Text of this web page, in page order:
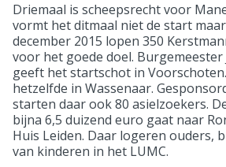
Driemaal is scheepsrecht voor
vormt het ditmaal niet de start
december 2015 lopen 350
voor het goede doel. Burgemeester
geeft het startschot in
hetzelfde in Wassenaar.
starten daar ook 80 asielzoekers.
bijna 6,5 duizend euro gaat naar
Huis Leiden. Daar logeren ouders,
van kinderen in het LUMC.